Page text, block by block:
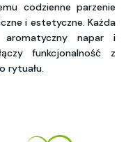
codzienne parzenie
i estetyczne. Każda
napar i
funkcjonalność z
rytuału.